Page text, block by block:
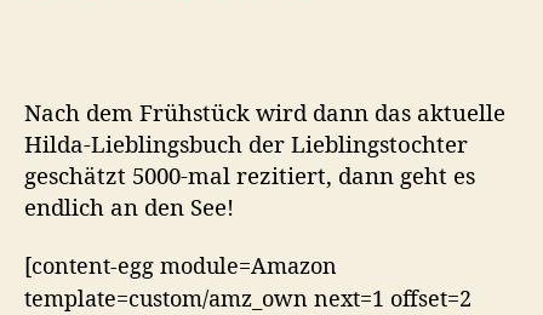
Nach dem Frühstück wird dann das aktuelle
Hilda-Lieblingsbuch der Lieblingstochter
geschätzt 5000-mal rezitiert, dann geht es
endlich an den See!
[content-egg module=Amazon
template=custom/amz_own next=1 offset=2